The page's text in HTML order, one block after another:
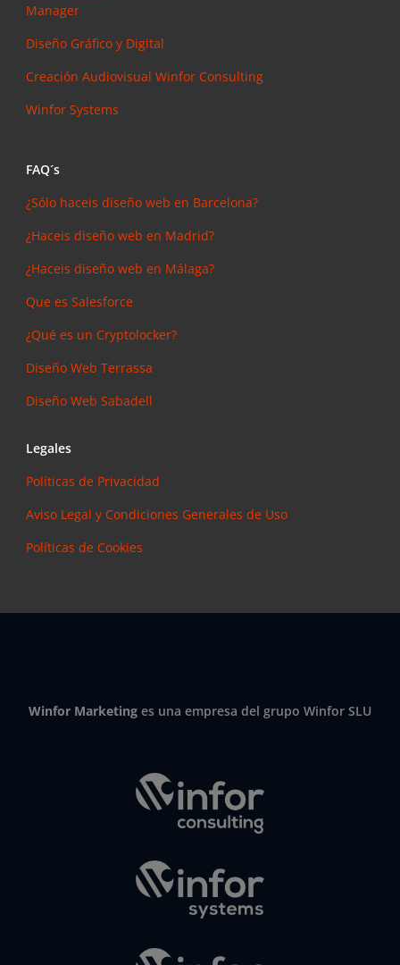
Manager
Diseño Gráfico y Digital
Creación AudiovisualWinfor Consulting
Winfor Systems
FAQ´s
¿Sólo haceis diseño web en Barcelona?
¿Haceis diseño web en Madrid?
¿Haceis diseño web en Málaga?
Que es Salesforce
¿Qué es un Cryptolocker?
Diseño Web Terrassa
Diseño Web Sabadell
Legales
Políticas de Privacidad
Aviso Legal y Condiciones Generales de Uso
Políticas de Cookies
Winfor Marketing es una empresa del grupo Winfor SLU